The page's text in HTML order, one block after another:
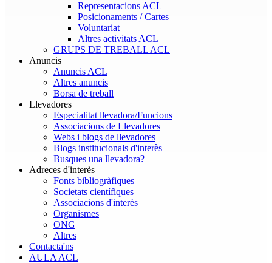
Representacions ACL
Posicionaments / Cartes
Voluntariat
Altres activitats ACL
GRUPS DE TREBALL ACL
Anuncis
Anuncis ACL
Altres anuncis
Borsa de treball
Llevadores
Especialitat llevadora/Funcions
Associacions de Llevadores
Webs i blogs de llevadores
Blogs institucionals d'interès
Busques una llevadora?
Adreces d'interès
Fonts bibliogràfiques
Societats científiques
Associacions d'interès
Organismes
ONG
Altres
Contacta'ns
AULA ACL